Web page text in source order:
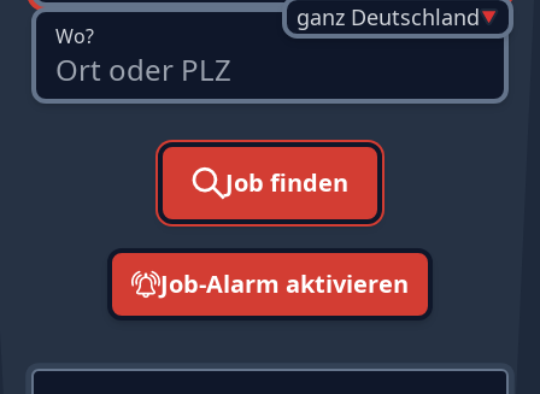
Wo?
ganz Deutschland
Job finden
Job-Alarm aktivieren